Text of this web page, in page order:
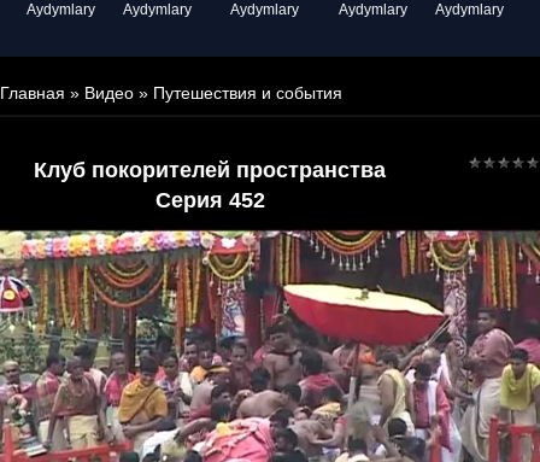
Aydymlary Aydymlary Aydymlary Aydymlary Aydymlary
Главная » Видео » Путешествия и события
Клуб покорителей пространства
Серия 452